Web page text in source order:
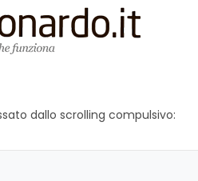
dallo scrolling compulsivo: